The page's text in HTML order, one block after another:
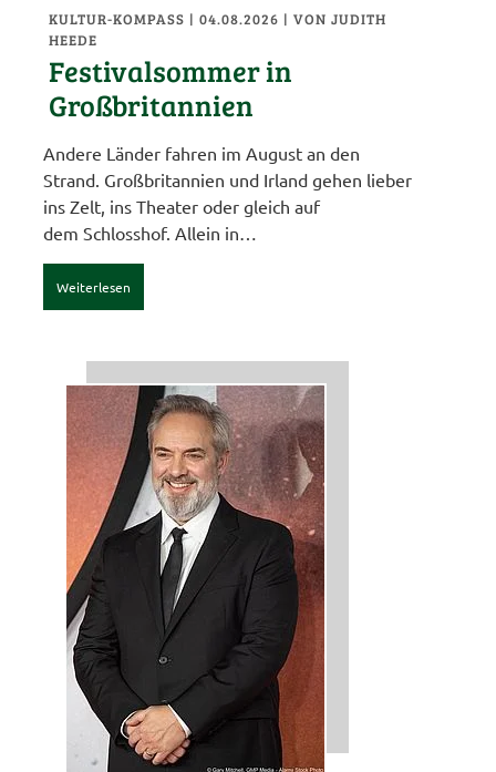
KULTUR-KOMPASS | 04.08.2026 |VON JUDITH
HEEDE
Festivalsommer in
Großbritannien
Andere Länder fahren im August an den
Strand. Großbritannien und Irland gehen lieber
ins Zelt, ins Theater oder gleich auf
dem Schlosshof. Allein in…
Weiterlesen